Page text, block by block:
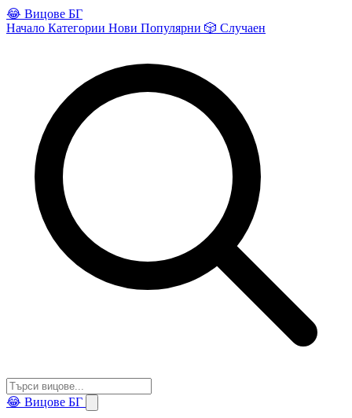
😂 Вицове БГ
Начало Категории Нови Популярни 🎲 Случаен
😂 Вицове БГ